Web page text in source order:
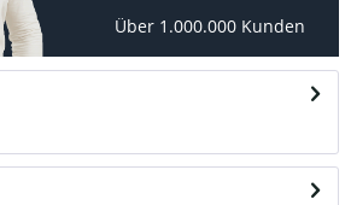
Über 1.000.000 Kunden